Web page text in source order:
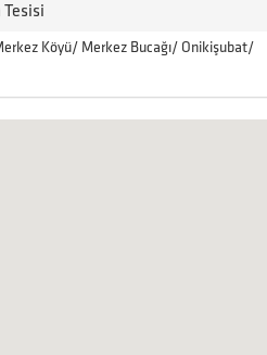
Tesisi
Köyü/ Merkez Bucağı/ Onikişubat/